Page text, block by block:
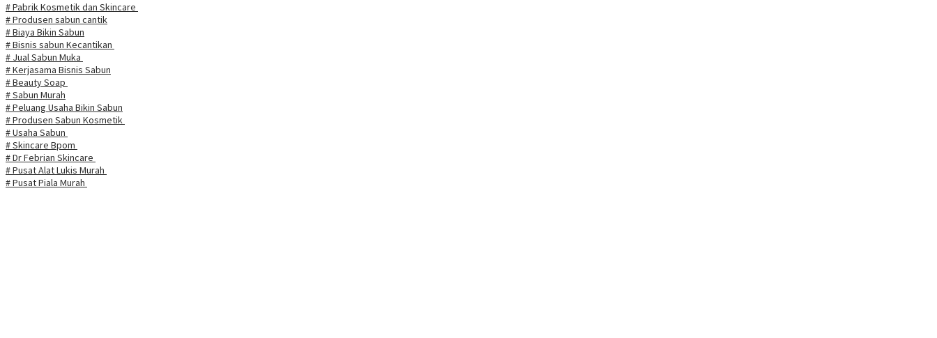
# Pabrik Kosmetik dan Skincare
# Produsen sabun cantik
# Biaya Bikin Sabun
# Bisnis sabun Kecantikan
# Jual Sabun Muka
# Kerjasama Bisnis Sabun
# Beauty Soap
# Sabun Murah
# Peluang Usaha Bikin Sabun
# Produsen Sabun Kosmetik
# Usaha Sabun
# Skincare Bpom
# Dr Febrian Skincare
# Pusat Alat Lukis Murah
# Pusat Piala Murah